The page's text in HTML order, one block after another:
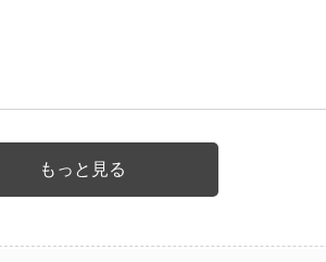
もっと見る